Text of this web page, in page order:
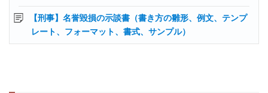
【刑事】名誉毀損の示談書（書き方の雛形、例文、テンプ
レート、フォーマット、書式、サンプル）